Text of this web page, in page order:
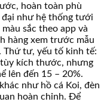
hoàn toàn phù
đại như hệ thống tưới
sắc theo app và
hàng xem trước mẫu
Thứ tư, yếu tố kinh tế:
kích thước, nhưng
lên đến 15 – 20%.
như hồ cá Koi, đèn
hoàn chỉnh. Để